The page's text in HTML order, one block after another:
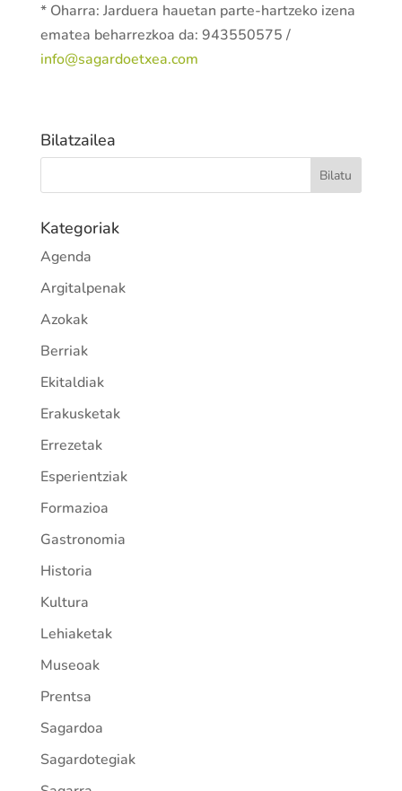
* Oharra: Jarduera hauetan parte-hartzeko izena
ematea beharrezkoa da: 943550575 /
info@sagardoetxea.com
Bilatzailea
Kategoriak
Agenda
Argitalpenak
Azokak
Berriak
Ekitaldiak
Erakusketak
Errezetak
Esperientziak
Formazioa
Gastronomia
Historia
Kultura
Lehiaketak
Museoak
Prentsa
Sagardoa
Sagardotegiak